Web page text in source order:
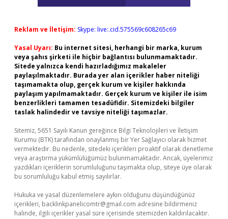
Reklam ve İletişim: Skype: live:.cid.575569c608265c69
Yasal Uyarı: Bu internet sitesi, herhangi bir marka, kurum
veya şahıs şirketi ile hiçbir bağlantısı bulunmamaktadır.
Sitede yalnızca kendi hazırladığımız makaleler
paylaşılmaktadır. Burada yer alan içerikler haber niteliği
taşımamakta olup, gerçek kurum ve kişiler hakkında
paylaşım yapılmamaktadır. Gerçek kurum ve kişiler ile isim
benzerlikleri tamamen tesadüfidir. Sitemizdeki bilgiler
taslak halindedir ve tavsiye niteliği taşımazlar.
Sitemiz, 5651 Sayılı Kanun gereğince Bilgi Teknolojileri ve İletişim
Kurumu (BTK) tarafından onaylanmış bir Yer Sağlayıcı olarak hizmet
vermektedir. Bu nedenle, sitedeki içerikleri proaktif olarak denetleme
veya araştırma yükümlülüğümüz bulunmamaktadır. Ancak, üyelerimiz
yazdıkları içeriklerin sorumluluğunu taşımakta olup, siteye üye olarak
bu sorumluluğu kabul etmiş sayılırlar.
Hukuka ve yasal düzenlemelere aykırı olduğunu düşündüğünüz
içerikleri, backlinkpanelicomtr@gmail.com adresine bildirmeniz
halinde, ilgili içerikler yasal süre içerisinde sitemizden kaldırılacaktır.